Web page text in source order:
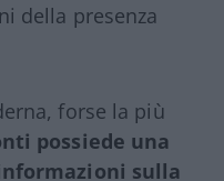
della presenza
forse la più
possiede una
sulla